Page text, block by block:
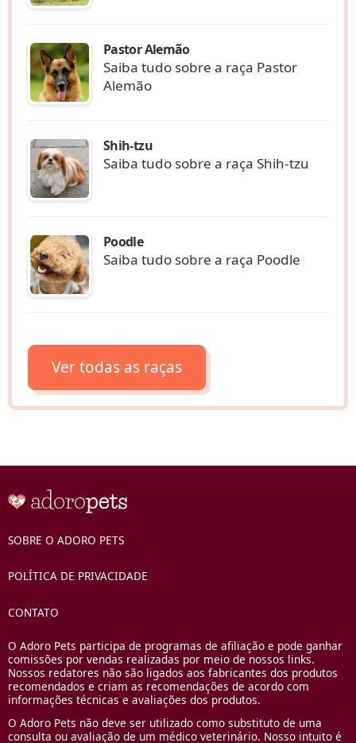
Pastor Alemão
Saiba tudo sobre a raça Pastor
Alemão
Shih-tzu
Saiba tudo sobre a raça Shih-tzu
Poodle
Saiba tudo sobre a raça Poodle
Ver todas as raças
SOBRE O ADORO PETS
POLÍTICA DE PRIVACIDADE
CONTATO
O Adoro Pets participa de programas de afiliação e pode ganhar
comissões por vendas realizadas por meio de nossos links.
Nossos redatores não são ligados aos fabricantes dos produtos
recomendados e criam as recomendações de acordo com
informações técnicas e avaliações dos produtos.
O Adoro Pets não deve ser utilizado como substituto de uma
consulta ou avaliação de um médico veterinário. Nosso intuito é